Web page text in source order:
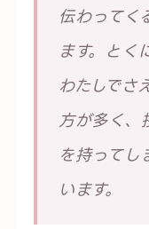
伝わってく
ます。とく
わたしでさ
方が多く、
を持ってし
います。